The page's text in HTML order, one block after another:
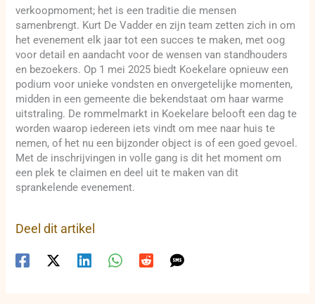
verkoopmoment; het is een traditie die mensen
samenbrengt. Kurt De Vadder en zijn team zetten zich in om
het evenement elk jaar tot een succes te maken, met oog
voor detail en aandacht voor de wensen van standhouders
en bezoekers. Op 1 mei 2025 biedt Koekelare opnieuw een
podium voor unieke vondsten en onvergetelijke momenten,
midden in een gemeente die bekendstaat om haar warme
uitstraling. De rommelmarkt in Koekelare belooft een dag te
worden waarop iedereen iets vindt om mee naar huis te
nemen, of het nu een bijzonder object is of een goed gevoel.
Met de inschrijvingen in volle gang is dit het moment om
een plek te claimen en deel uit te maken van dit
sprankelende evenement.
Deel dit artikel